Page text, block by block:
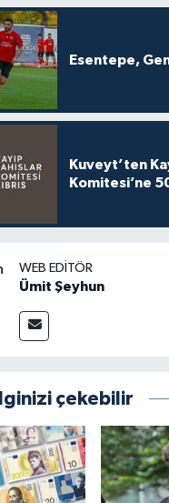
Esentepe,
Kuveyt’ten
Komitesi’ne
WEB EDITÖR
Ümit Şeyhun
çekebilir